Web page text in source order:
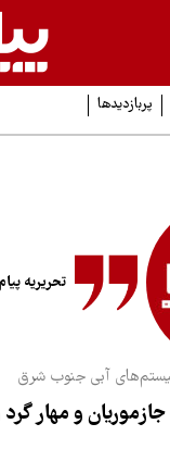
تحریریه پیام ما
آبی جنوب شرق
و مهار گرد و